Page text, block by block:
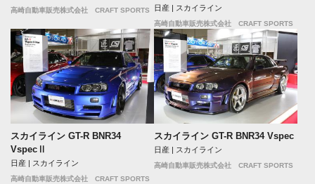
高崎自動車販売株式会社 CRAFT SPORTS 日産 | スカイライン
高崎自動車販売株式会社 CRAFT SPORTS
スカイライン GT-R BNR34
VspecⅡ
日産 | スカイライン
高崎自動車販売株式会社 CRAFT SPORTS
スカイライン GT-R BNR34 Vspec
日産 | スカイライン
高崎自動車販売株式会社 CRAFT SPORTS